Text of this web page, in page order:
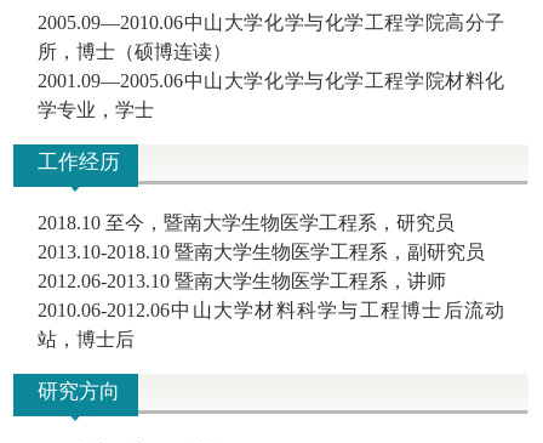
2005.09—2010.06中山大学化学与化学工程学院高分子
所，博士（硕博连读）
2001.09­—2005.06中山大学化学与化学工程学院材料化
学专业，学士
工作经历
2018.10 至今，暨南大学生物医学工程系，研究员
2013.10-2018.10暨南大学生物医学工程系，副研究员
2012.06-2013.10暨南大学生物医学工程系，讲师
2010.06-2012.06中山大学材料科学与工程博士后流动
站，博士后
研究方向